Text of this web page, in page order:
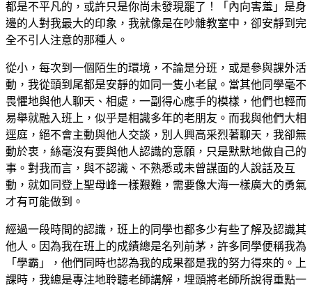
都是不平凡的，或許只是你尚未發現罷了！「內向害羞」是身
邊的人對我最大的印象，我就像是在吵雜教室中，卻安靜到完
全不引人注意的那種人。
從小，每次到一個陌生的環境，不論是分班，或是參與課外活
動，我從頭到尾都是安靜的如同一隻小老鼠。當其他同學毫不
畏懼地與他人聊天、相處，一副得心應手的模樣，他們也輕而
易舉就融入班上，似乎是相識多年的老朋友。而我與他們大相
逕庭，絕不會主動與他人交談，別人興高采烈著聊天，我卻無
動於衷，絲毫沒有要與他人認識的意願，只是默默地做自己的
事。對我而言，與不認識、不熟悉或未曾謀面的人說話及互
動，就如同登上聖母峰一樣艱難，需要像大海一樣廣大的勇氣
才有可能做到。
經過一段時間的認識，班上的同學也都多少有些了解及認識其
他人。因為我在班上的成績總是名列前茅，許多同學便稱我為
「學霸」，他們同時也認為我的成果都是我的努力得來的。上
課時，我總是專注地聆聽老師講解，埋頭將老師所說得重點一